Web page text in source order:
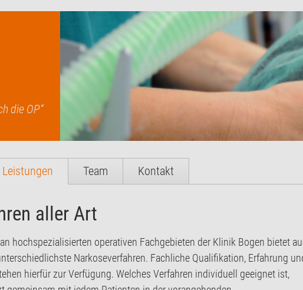
die OP“
Leistungen Team Kontakt
aller Art
hochspezialisierten operativen Fachgebieten der Klinik Bogen bietet
Narkoseverfahren. Fachliche Qualifikation, Erfahrung
hierfür zur Verfügung. Welches Verfahren individuell geeignet ist,